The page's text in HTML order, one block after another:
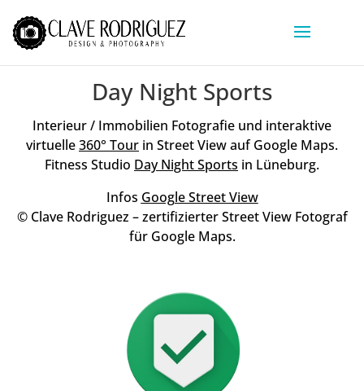
Day Night Sports
Interieur / Immobilien Fotografie und interaktive
virtuelle360° Tour in Street View auf Google Maps.
Fitness Studio Day Night Sports in Lüneburg.
Infos Google Street View
© Clave Rodriguez – zertifizierter Street View Fotograf
für Google Maps.